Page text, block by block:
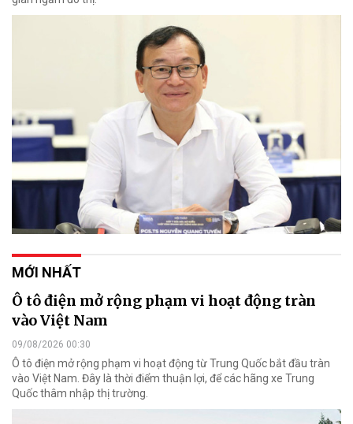
MỚI NHẤT
Ô tô điện mở rộng phạm vi hoạt động tràn
vào Việt Nam
09/08/2026 00:30
Ô tô điện mở rộng phạm vi hoạt động từ Trung Quốc bắt đầu tràn
vào Việt Nam. Đây là thời điểm thuận lợi, để các hãng xe Trung
Quốc thâm nhập thị trường.